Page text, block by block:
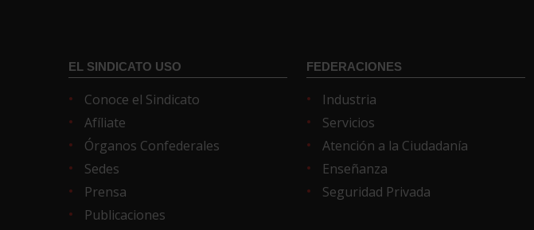
EL SINDICATO USO
Conoce el Sindicato
Afíliate
Órganos Confederales
Sedes
Prensa
Publicaciones
FEDERACIONES
Industria
Servicios
Atención a la Ciudadanía
Enseñanza
Seguridad Privada